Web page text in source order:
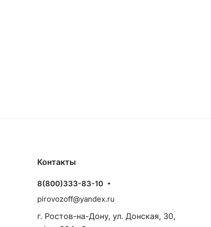
Контакты
8(800)333-83-10
pirovozoff@yandex.ru
г. Ростов-на-Дону, ул. Донская, 30,